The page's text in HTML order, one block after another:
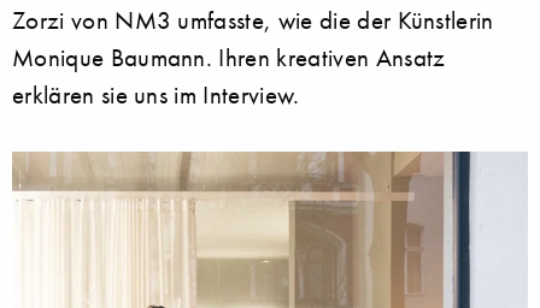
Zorzi von NM3 umfasste, wie die der Künstlerin
Monique Baumann. Ihren kreativen Ansatz
erklären sie uns im Interview.